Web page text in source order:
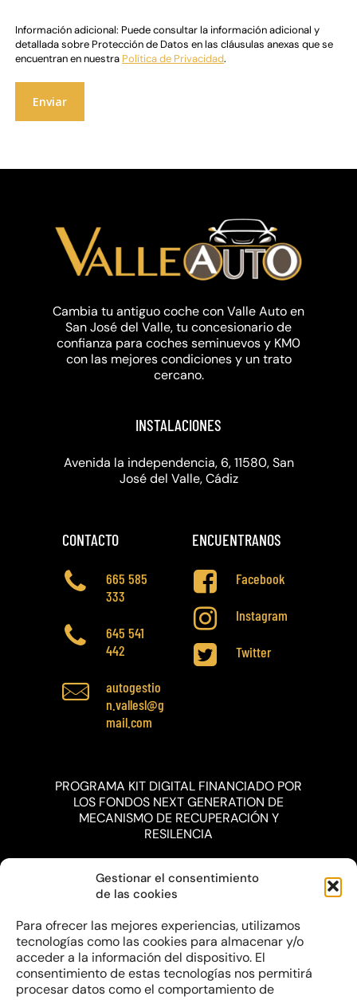
Gestionar el consentimiento
de las cookies
Para ofrecer las mejores experiencias, utilizamos
tecnologías como las cookies para almacenar y/o
acceder a la información del dispositivo. El
consentimiento de estas tecnologías nos permitirá
procesar datos como el comportamiento de
Información adicional: Puede consultar la información adicional y
detallada sobre Protección de Datos en las cláusulas anexas que se
encuentran en nuestra Política de Privacidad.
Cambia tu antiguo coche con Valle Auto en
San José del Valle, tu concesionario de
confianza para coches seminuevos y KM0
con las mejores condiciones y un trato
cercano.
INSTALACIONES
Avenida la independencia, 6, 11580, San
José del Valle, Cádiz
CONTACTO
665 585
333
645 541
442
autogestio
n.vallesl@g
mail.com
ENCUENTRANOS
Facebook
Instagram
Twitter
PROGRAMA KIT DIGITAL FINANCIADO POR
LOS FONDOS NEXT GENERATION DE
MECANISMO DE RECUPERACIÓN Y
RESILENCIA